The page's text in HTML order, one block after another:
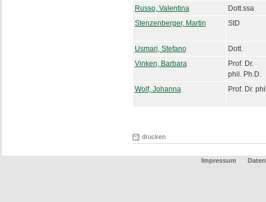
Russo, Valentina
Dott.ssa
Stenzenberger, Martin
StD
Usmari, Stefano
Dott.
Vinken, Barbara
Prof. Dr.
phil. Ph.D.
Wolf, Johanna
Prof. Dr.
drucken
Impressum